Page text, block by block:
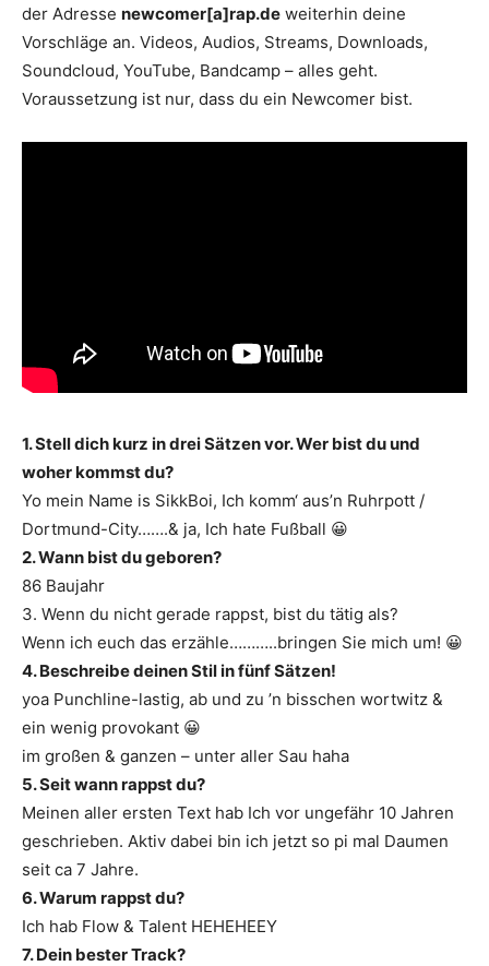
der Adresse newcomer[a]rap.de weiterhin deine
Vorschläge an. Videos, Audios, Streams, Downloads,
Soundcloud, YouTube, Bandcamp – alles geht.
Voraussetzung ist nur, dass du ein Newcomer bist.
1. Stell dich kurz in drei Sätzen vor. Wer bist du und
woher kommst du?
Yo mein Name is SikkBoi, Ich komm‘ aus’n Ruhrpott /
Dortmund-City…….& ja, Ich hate Fußball 😀
2. Wann bist du geboren?
86 Baujahr
3. Wenn du nicht gerade rappst, bist du tätig als?
Wenn ich euch das erzähle………..bringen Sie mich um! 😀
4. Beschreibe deinen Stil in fünf Sätzen!
yoa Punchline-lastig, ab und zu ’n bisschen wortwitz &
ein wenig provokant 😀
im großen & ganzen – unter aller Sau haha
5. Seit wann rappst du?
Meinen aller ersten Text hab Ich vor ungefähr 10 Jahren
geschrieben. Aktiv dabei bin ich jetzt so pi mal Daumen
seit ca 7 Jahre.
6. Warum rappst du?
Ich hab Flow & Talent HEHEHEEY
7. Dein bester Track?